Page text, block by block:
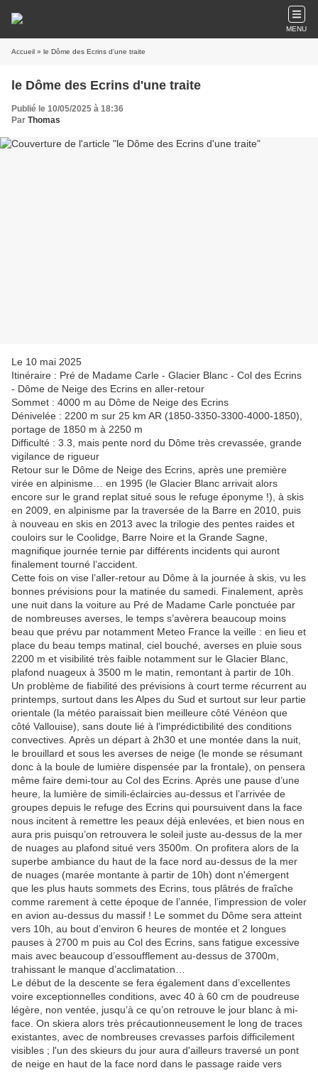
MENU
Accueil » le Dôme des Ecrins d'une traite
le Dôme des Ecrins d'une traite
Publié le 10/05/2025 à 18:36
Par Thomas
Le 10 mai 2025
Itinéraire : Pré de Madame Carle - Glacier Blanc - Col des Ecrins
- Dôme de Neige des Ecrins en aller-retour
Sommet : 4000 m au Dôme de Neige des Ecrins
Dénivelée : 2200 m sur 25 km AR (1850-3350-3300-4000-1850),
portage de 1850 m à 2250 m
Difficulté : 3.3, mais pente nord du Dôme très crevassée, grande
vigilance de rigueur
Retour sur le Dôme de Neige des Ecrins, après une première
virée en alpinisme… en 1995 (le Glacier Blanc arrivait alors
encore sur le grand replat situé sous le refuge éponyme !), à skis
en 2009, en alpinisme par la traversée de la Barre en 2010, puis
à nouveau en skis en 2013 avec la trilogie des pentes raides et
couloirs sur le Coolidge, Barre Noire et la Grande Sagne,
magnifique journée ternie par différents incidents qui auront
finalement tourné l’accident.
Cette fois on vise l’aller-retour au Dôme à la journée à skis, vu les
bonnes prévisions pour la matinée du samedi. Finalement, après
une nuit dans la voiture au Pré de Madame Carle ponctuée par
de nombreuses averses, le temps s’avèrera beaucoup moins
beau que prévu par notamment Meteo France la veille : en lieu et
place du beau temps matinal, ciel bouché, averses en pluie sous
2200 m et visibilité très faible notamment sur le Glacier Blanc,
plafond nuageux à 3500 m le matin, remontant à partir de 10h.
Un problème de fiabilité des prévisions à court terme récurrent au
printemps, surtout dans les Alpes du Sud et surtout sur leur partie
orientale (la météo paraissait bien meilleure côté Vénéon que
côté Vallouise), sans doute lié à l'imprédictibilité des conditions
convectives. Après un départ à 2h30 et une montée dans la nuit,
le brouillard et sous les averses de neige (le monde se résumant
donc à la boule de lumière dispensée par la frontale), on pensera
même faire demi-tour au Col des Ecrins. Après une pause d’une
heure, la lumière de simili-éclaircies au-dessus et l’arrivée de
groupes depuis le refuge des Ecrins qui poursuivent dans la face
nous incitent à remettre les peaux déjà enlevées, et bien nous en
aura pris puisqu’on retrouvera le soleil juste au-dessus de la mer
de nuages au plafond situé vers 3500m. On profitera alors de la
superbe ambiance du haut de la face nord au-dessus de la mer
de nuages (marée montante à partir de 10h) dont n'émergent
que les plus hauts sommets des Ecrins, tous plâtrés de fraîche
comme rarement à cette époque de l’année, l’impression de voler
en avion au-dessus du massif ! Le sommet du Dôme sera atteint
vers 10h, au bout d’environ 6 heures de montée et 2 longues
pauses à 2700 m puis au Col des Ecrins, sans fatigue excessive
mais avec beaucoup d’essoufflement au-dessus de 3700m,
trahissant le manque d’acclimatation…
Le début de la descente se fera également dans d’excellentes
voire exceptionnelles conditions, avec 40 à 60 cm de poudreuse
légère, non ventée, jusqu’à ce qu’on retrouve le jour blanc à mi-
face. On skiera alors très précautionneusement le long de traces
existantes, avec de nombreuses crevasses parfois difficilement
visibles ; l'un des skieurs du jour aura d'ailleurs traversé un pont
de neige en haut de la face nord dans le passage raide vers